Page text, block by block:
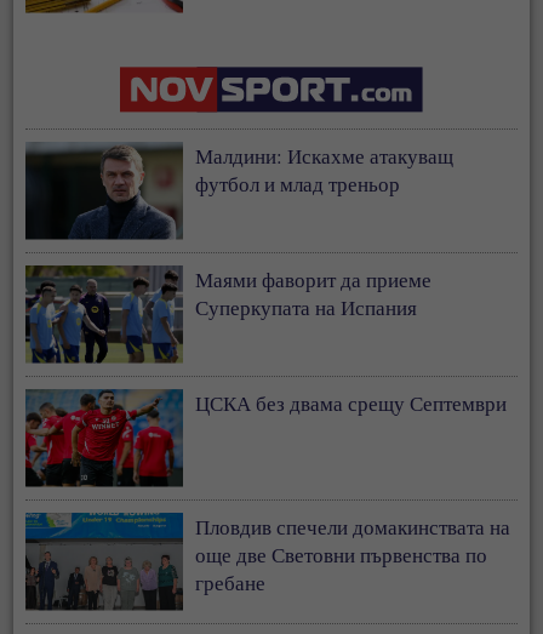
Малдини: Искахме атакуващ
футбол и млад треньор
Маями фаворит да приеме
Суперкупата на Испания
ЦСКА без двама срещу Септември
Пловдив спечели домакинствата на
още две Световни първенства по
гребане